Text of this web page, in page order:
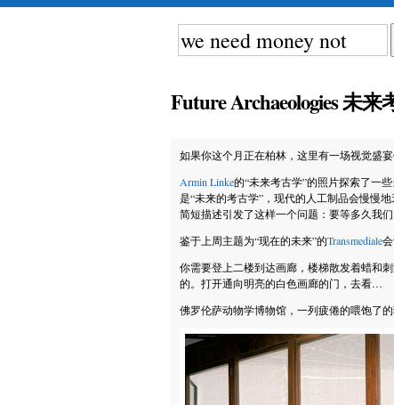
Future Archaeologies 未来
如果你这个月正在柏林，这里有一场视觉盛宴
Armin Linke的“未来考古学”的照片探索了一
是“未来的考古学”，现代的人工制品会慢慢
简短描述引发了这样一个问题：要等多久我
鉴于上周主题为“现在的未来”的Transmediale
你需要登上二楼到达画廊，楼梯散发着蜡和
的。打开通向明亮的白色画廊的门，去看…
佛罗伦萨动物学博物馆，一列疲倦的喂饱了